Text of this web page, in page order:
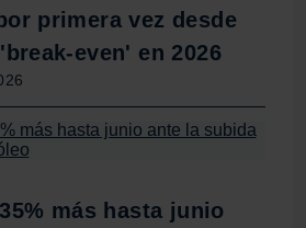
primera vez desde
even' en 2026
más hasta junio